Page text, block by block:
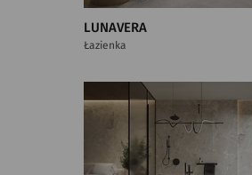
LUNAVERA
Łazienka